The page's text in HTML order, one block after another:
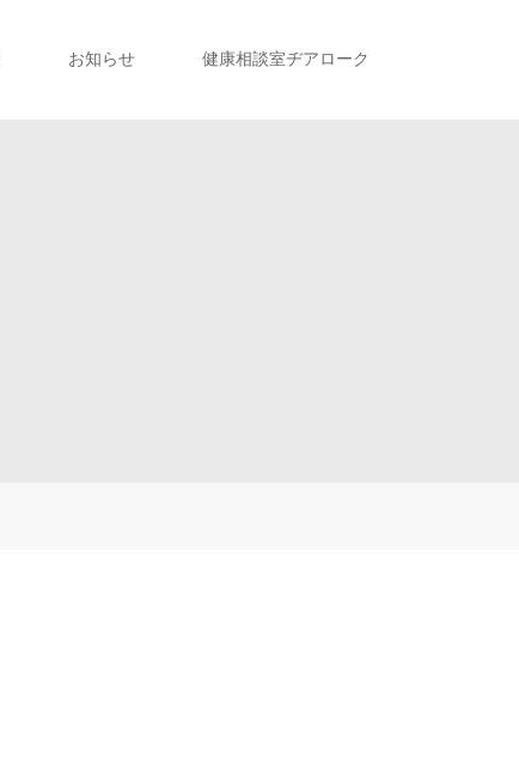
お知らせ 健康相談室ヂアローク